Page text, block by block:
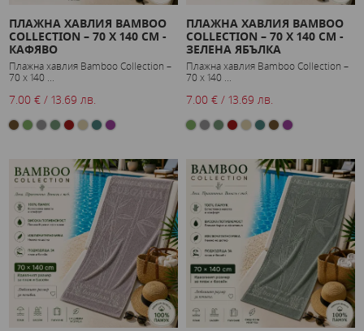
ПЛАЖНА ХАВЛИЯ BAMBOO
COLLECTION – 70 X 140 СМ -
КАФЯВО
Плажна хавлия Bamboo Collection –
70 x 140 ...
7.00 € / 13.69 лв.
ПЛАЖНА ХАВЛИЯ BAMBOO
COLLECTION – 70 X 140 СМ -
ЗЕЛЕНА ЯБЪЛКА
Плажна хавлия Bamboo Collection –
70 x 140 ...
7.00 € / 13.69 лв.